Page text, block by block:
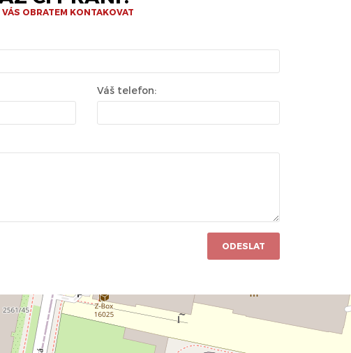
OBRATEM KONTAKOVAT
Váš telefon:
ODESLAT